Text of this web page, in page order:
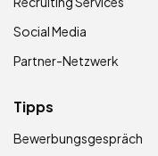
Social Media
Partner-Netzwerk
Tipps
Bewerbungsgespräch